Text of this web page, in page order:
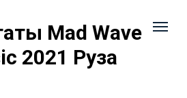
Mad Wave
2021 Руза